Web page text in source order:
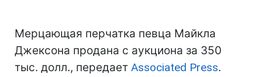
Мерцающая перчатка певца Майкла
Джексона продана с аукциона за 350
тыс. долл., передает Associated Press.